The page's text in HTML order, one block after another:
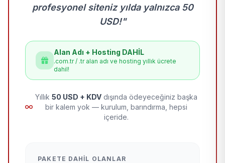
profesyonel siteniz yılda yalnızca 50
USD!"
Alan Adı + Hosting DAHİL
.com.tr / .tr alan adı ve hosting yıllık ücrete
dahil!
Yıllık 50 USD + KDV dışında ödeyeceğiniz başka
bir kalem yok — kurulum, barındırma, hepsi
içeride.
PAKETE DAHIL OLANLAR